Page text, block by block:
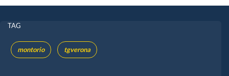
TAG
montorio tgverona